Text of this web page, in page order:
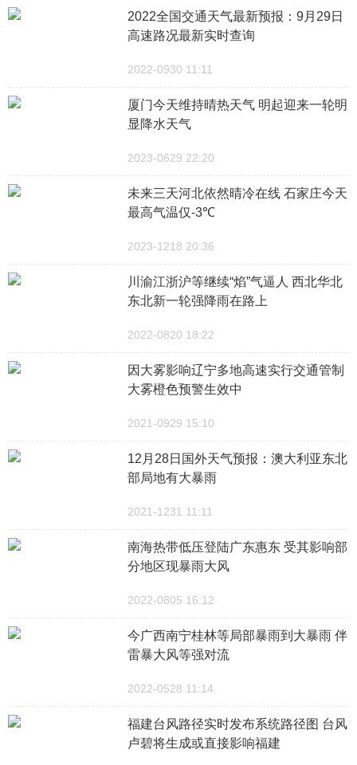
2022全国交通天气最新预报：9月29日
高速路况最新实时查询
2022-0930 11:11
厦门今天维持晴热天气 明起迎来一轮明
显降水天气
2023-0629 22:20
未来三天河北依然晴冷在线 石家庄今天
最高气温仅-3℃
2023-1218 20:36
川渝江浙沪等继续“焰”气逼人 西北华北
东北新一轮强降雨在路上
2022-0820 18:22
因大雾影响辽宁多地高速实行交通管制
大雾橙色预警生效中
2021-0929 15:10
12月28日国外天气预报：澳大利亚东北
部局地有大暴雨
2021-1231 11:11
南海热带低压登陆广东惠东 受其影响部
分地区现暴雨大风
2022-0805 16:12
今广西南宁桂林等局部暴雨到大暴雨 伴
雷暴大风等强对流
2022-0528 11:14
福建台风路径实时发布系统路径图 台风
卢碧将生成或直接影响福建